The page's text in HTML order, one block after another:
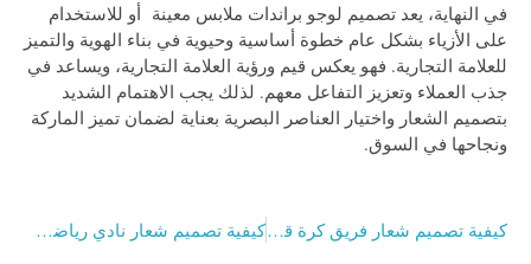
في النهاية، يعد تصميم لوجو براندات ملابس معينة أو للاستخدام
على الأزياء بشكل عام خطوة أساسية وحيوية في بناء الهوية والتميز
للعلامة التجارية. فهو يعكس قيم ورؤية العلامة التجارية، ويساعد في
جذب العملاء وتعزيز التفاعل معهم. لذلك يجب الاهتمام الشديد
بتصميم الشعار واختيار العناصر البصرية بعناية لضمان تميز الماركة
ونجاحها في السوق.
كيفية تصميم شعار فريق كرة قدم في 5 خطوات كيفية تصميم شعار نادي رياضي 2024 بشكل احترافي